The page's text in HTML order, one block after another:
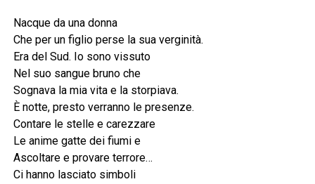
Nacque da una donna
Che per un figlio perse la sua verginità.
Era del Sud. Io sono vissuto
Nel suo sangue bruno che
Sognava la mia vita e la storpiava.
È notte, presto verranno le presenze.
Contare le stelle e carezzare
Le anime gatte dei fiumi e
Ascoltare e provare terrore…
Ci hanno lasciato simboli